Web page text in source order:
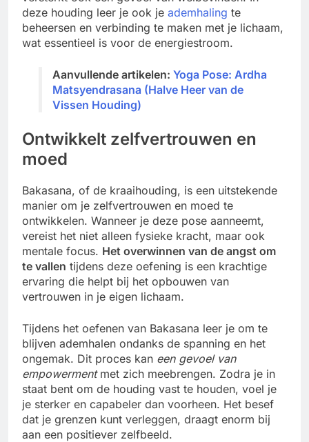
deze houding leer je ook je ademhaling te
beheersen en verbinding te maken met je lichaam,
wat essentieel is voor de energiestroom.
Aanvullende artikelen: Yoga Pose: Ardha
Matsyendrasana (Halve Heer van de
Vissen Houding)
Ontwikkelt zelfvertrouwen en
moed
Bakasana, of de kraaihouding, is een uitstekende
manier om je zelfvertrouwen en moed te
ontwikkelen. Wanneer je deze pose aanneemt,
vereist het niet alleen fysieke kracht, maar ook
mentale focus. Het overwinnen van de angst om
te vallen tijdens deze oefening is een krachtige
ervaring die helpt bij het opbouwen van
vertrouwen in je eigen lichaam.
Tijdens het oefenen van Bakasana leer je om te
blijven ademhalen ondanks de spanning en het
ongemak. Dit proces kan een gevoel van
empowermentmet zich meebrengen. Zodra je in
staat bent om de houding vast te houden, voel je
je sterker en capabeler dan voorheen. Het besef
dat je grenzen kunt verleggen, draagt enorm bij
aan een positiever zelfbeeld.